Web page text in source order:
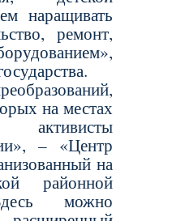
наращивать
ремонт,
на местах
активисты
– «Центр
на
районной
можно